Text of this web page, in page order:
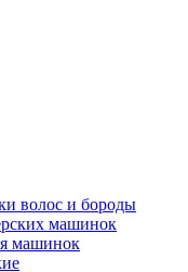
волос и бороды
машинок
машинок